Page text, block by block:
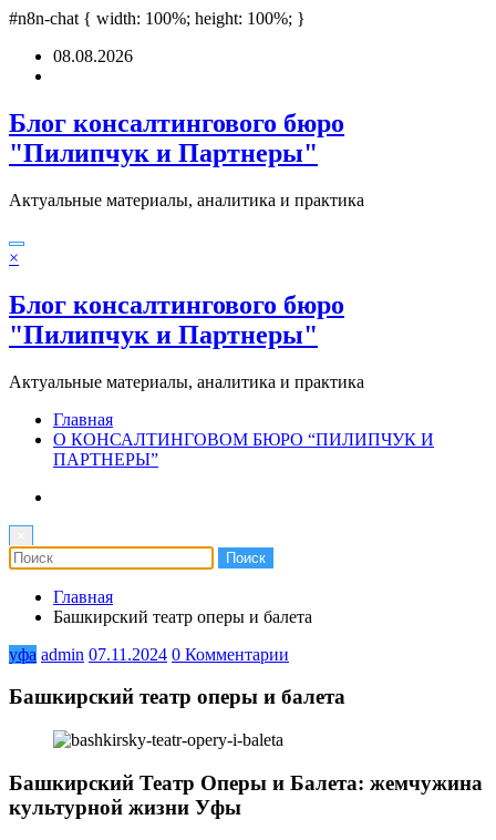
grandpashabettürk ifşaPadişahbet
#n8n-chat { width: 100%; height: 100%; }
Перейти08.08.2026
Блог консалтингового бюро
"Пилипчук и Партнеры"
Актуальные материалы, аналитика и практика
×
Блог консалтингового бюро
"Пилипчук и Партнеры"
Актуальные материалы, аналитика и практика
Главная
О КОНСАЛТИНГОВОМ БЮРО “ПИЛИПЧУК И
ПАРТНЕРЫ”
Главная
Башкирский театр оперы и балета
уфа admin 07.11.2024 0 Комментарии
Башкирский театр оперы и балета
Башкирский Театр Оперы и Балета: жемчужина
культурной жизни Уфы